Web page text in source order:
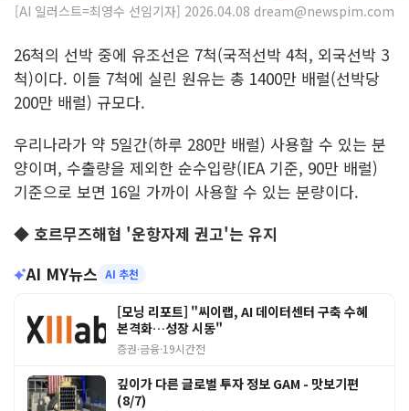
[AI 일러스트=최영수 선임기자] 2026.04.08 dream@newspim.com
26척의 선박 중에 유조선은 7척(국적선박 4척, 외국선박 3
척)이다. 이들 7척에 실린 원유는 총 1400만 배럴(선박당
200만 배럴) 규모다.
우리나라가 약 5일간(하루 280만 배럴) 사용할 수 있는 분
양이며, 수출량을 제외한 순수입량(IEA 기준, 90만 배럴)
기준으로 보면 16일 가까이 사용할 수 있는 분량이다.
◆ 호르무즈해협 '운항자제 권고'는 유지
AI MY뉴스 AI 추천
[모닝 리포트] "씨이랩, AI 데이터센터 구축 수혜
본격화…성장 시동"
증권·금융·19시간전
깊이가 다른 글로벌 투자 정보 GAM - 맛보기편
(8/7)